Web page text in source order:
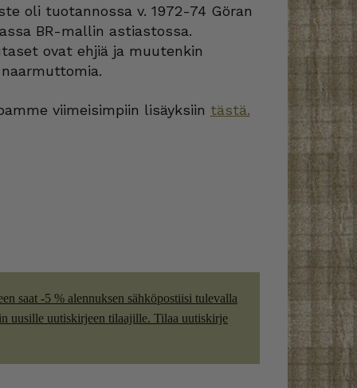
oli tuotannossa v. 1972-74 Göran
BR-mallin astiastossa.
ovat ehjiä ja muutenkin
viimeisimpiin lisäyksiin tästä.
saat -5 % alennuksen sähköpostiisi tulevalla
uusille uutiskirjeen tilaajille. Tilaa uutiskirje